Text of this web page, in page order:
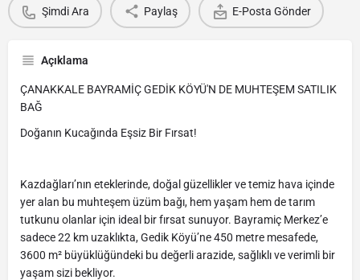
Şimdi Ara Paylaş E-Posta Gönder
Açıklama
ÇANAKKALE BAYRAMİÇ GEDİK KÖYÜ'N DE MUHTEŞEM SATILIK
BAĞ
Doğanın Kucağında Eşsiz Bir Fırsat!
Kazdağları’nın eteklerinde, doğal güzellikler ve temiz hava içinde
yer alan bu muhteşem üzüm bağı, hem yaşam hem de tarım
tutkunu olanlar için ideal bir fırsat sunuyor. Bayramiç Merkez’e
sadece 22 km uzaklıkta, Gedik Köyü’ne 450 metre mesafede,
3600 m² büyüklüğündeki bu değerli arazide, sağlıklı ve verimli bir
yaşam sizi bekliyor.